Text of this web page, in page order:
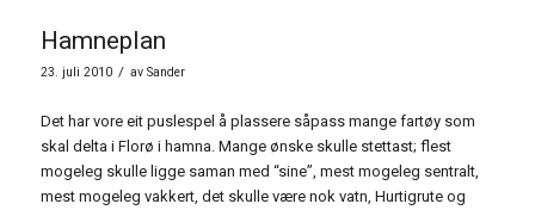
Hamneplan
23. juli 2010 / av Sander
Det har vore eit puslespel å plassere såpass mange fartøy som
skal delta i Florø i hamna. Mange ønske skulle stettast; flest
mogeleg skulle ligge saman med “sine”, mest mogeleg sentralt,
mest mogeleg vakkert, det skulle være nok vatn, Hurtigrute og